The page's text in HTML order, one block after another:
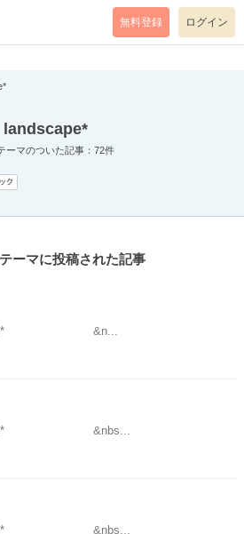
code=0 mode=return level=notice
無料登録 ログイン
landscape*
ーマのついた記事：72件
ーマに投稿された記事
&n...
&nbs...
&nbs...